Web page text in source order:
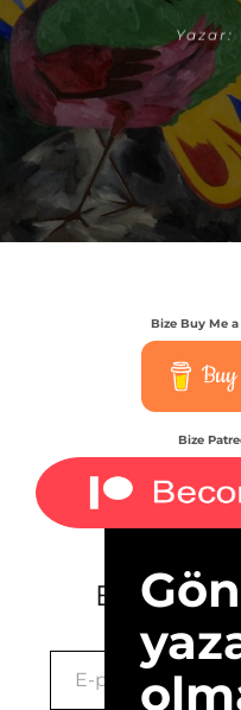
Yazar:
Bize Buy Me
Buy
Bize
E-